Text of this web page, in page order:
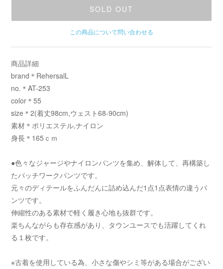
SOLD OUT
この商品について問い合わせる
商品詳細
brand＊RehersalL
no.＊AT-253
color＊55
size＊2(着丈98cm,ウェスト68-90cm)
素材＊ポリエステル,ナイロン
身長＊165ｃｍ
●色々なジャージやナイロンパンツを集め、解体して、再構築し
たパッチワークパンツです。
元々のディテールをふんだんに詰め込んだ1点1点表情の違うパ
ンツです。
伸縮性のある素材で軽く履き心地も抜群です。
楽ちんながらも存在感があり、タウンユースでも活躍してくれ
る１枚です。
※古着を使用している為、小さな傷やシミ等がある場合がござい